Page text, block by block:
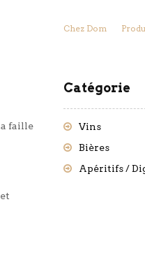
faille
Chez Dom
Catégorie
Vins
Bières
Apéritifs /